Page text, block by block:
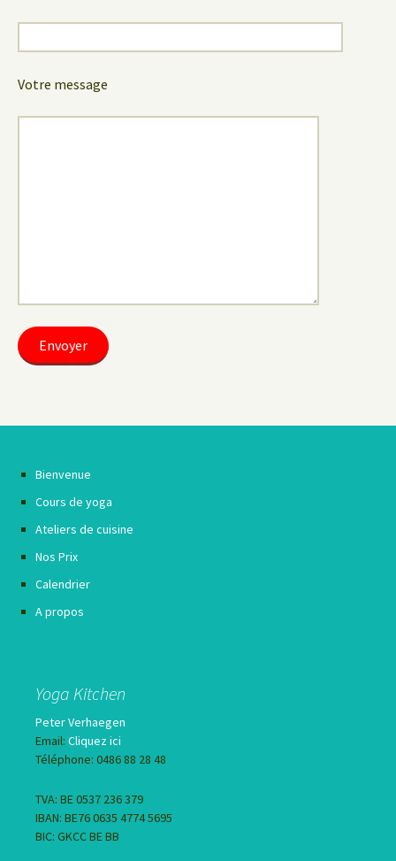
Votre message
Bienvenue
Cours de yoga
Ateliers de cuisine
Nos Prix
Calendrier
A propos
Yoga Kitchen
Peter Verhaegen
Email: Cliquez ici
Téléphone: 0486 88 28 48
TVA: BE 0537 236 379
IBAN: BE76 0635 4774 5695
BIC: GKCC BE BB